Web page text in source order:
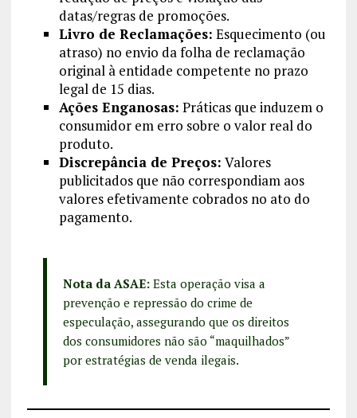
datas/regras de promoções.
Livro de Reclamações: Esquecimento (ou
atraso) no envio da folha de reclamação
original à entidade competente no prazo
legal de 15 dias.
Ações Enganosas: Práticas que induzem o
consumidor em erro sobre o valor real do
produto.
Discrepância de Preços: Valores
publicitados que não correspondiam aos
valores efetivamente cobrados no ato do
pagamento.
Nota da ASAE:Esta operação visa a
prevenção e repressão do crime de
especulação, assegurando que os direitos
dos consumidores não são “maquilhados”
por estratégias de venda ilegais.